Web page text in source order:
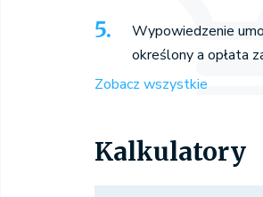
Wypowiedzenie
określony a opłata
Zobacz wszystkie
Kalkulatory